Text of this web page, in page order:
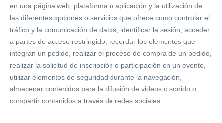
en una página web, plataforma o aplicación y la utilización de
las diferentes opciones o servicios que ofrece como controlar el
tráfico y la comunicación de datos, identificar la sesión, acceder
a partes de acceso restringido, recordar los elementos que
integran un pedido, realizar el proceso de compra de un pedido,
realizar la solicitud de inscripción o participación en un evento,
utilizar elementos de seguridad durante la navegación,
almacenar contenidos para la difusión de videos o sonido o
compartir contenidos a través de redes sociales.